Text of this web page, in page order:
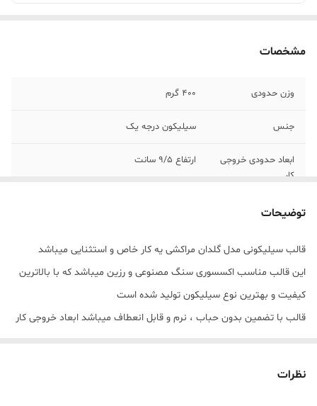
مشخصات
وزن حدودی 400 گرم
جنس سیلیکون درجه یک
ابعاد حدودی خروجی
کار
ارتفاع 9/5 سانت
توضیحات
قالب سیلیکونی مدل گلدان مراکشی یه کار خاص و استثنایی میباشد
این قالب مناسب اکسسوری سنگ مصنوعی و رزین میباشد که با بالاترین
کیفیت و بهترین نوع سیلیکون تولید شده است
قالب با تضمین بدون حباب ، نرم و قابل انعطاف میباشد ابعاد خروجی کار
نظرات